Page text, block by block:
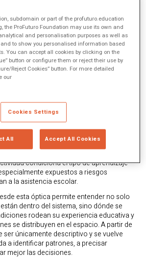
la educación en América Latina y el Caribe
de Desarrollo, parte de esa
un cambio de enfoque. En lugar de
introduce una forma distinta de
situarlos en el territorio. Incorporar la
no implica solo desagregar datos, sino
georreferenciada que permite localizar
infraestructuras y servicios, y analizar
lo que se puede ver. A partir de
de distribución, el sistema
como una estructura homogénea y
internas más precisas. Aparecen
educativa está más concentrada, otras
condiciona el tipo de aprendizaje
expuestos a riesgos
a la asistencia escolar.
esta óptica permite entender no solo
dentro del sistema, sino dónde se
rodean su experiencia educativa y
se distribuyen en el espacio. A partir de
ser únicamente descriptivo y se vuelve
a identificar patrones, a precisar
mejor las decisiones.
subdomain or part of the profuturo.education
the ProFuturo Foundation may use its own and
and personalisation purposes as well as
to show you personalised information based
You can accept all cookies by clicking on the
button or configure them or reject their use by
Reject Cookies” button. For more detailed
our
Cookies Settings
All Accept All Cookies